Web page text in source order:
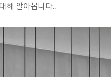
해 알아봅니다..